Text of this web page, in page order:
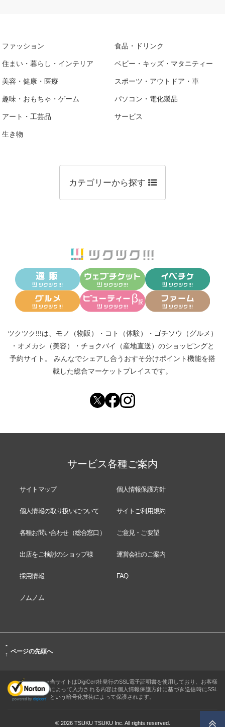
ファッション 食品・ドリンク
住まい・暮らし・インテリア ベビー・キッズ・マタニティー
美容・健康・医療 スポーツ・アウトドア・車
趣味・おもちゃ・ゲーム パソコン・電化製品
アート・工芸品 サービス
生き物
カテゴリーから探す
ツクツク!!!は、 モノ（物販） ・ コト（体験） ・ ゴチソウ（グルメ）
・ オメカシ（美容） ・ チョクバイ（産地直送） のショッピングと
予約サイト。
みんなでシェアし合う おすそ分けポイント機能を搭
載した総合マーケットプレイスです。
サービス各種ご案内
サイトマップ 個人情報保護方針
個人情報の取り扱いについて サイトご利用規約
各種お問い合わせ（総合窓口） ご意見・ご要望
出店をご検討のショップ様 運営会社のご案内
採用情報 FAQ
ノムノム
-
↑ ページの先頭へ
当サイトはDigiCert社発行のSSL電子証明書を使用しており、お客様
によって入力される内容は個人情報保護方針に基づき送信時にSSL
という暗号化技術によって保護されます。
© 2026 TSUKU TSUKU Inc. All rights reserved.